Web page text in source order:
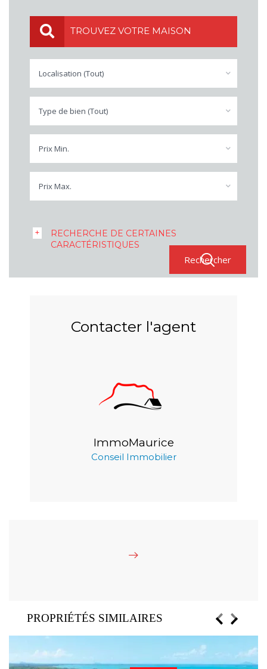
TROUVEZ VOTRE MAISON
Localisation (Tout)
Type de bien (Tout)
Prix Min.
Prix Max.
RECHERCHE DE CERTAINES
CARACTÉRISTIQUES
Contacter l'agent
ImmoMaurice
Conseil Immobilier
PROPRIÉTÉS SIMILAIRES